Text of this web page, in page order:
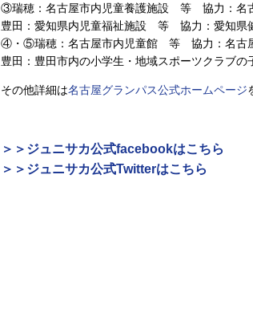
③瑞穂：名古屋市内児童養護施設 等 協力：名
豊田：愛知県内児童福祉施設 等 協力：愛知県
④・⑤瑞穂：名古屋市内児童館 等 協力：名古
豊田：豊田市内の小学生・地域スポーツクラブ
その他詳細は名古屋グランパス公式ホームページ
＞＞ジュニサカ公式facebookはこちら
＞＞ジュニサカ公式Twitterはこちら